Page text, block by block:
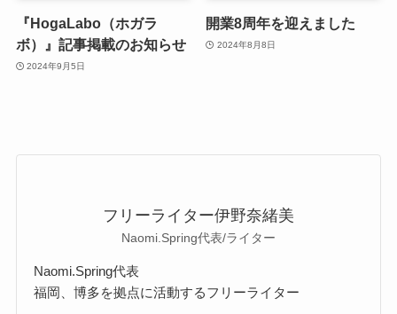
『HogaLabo（ホガラ
ボ）』記事掲載のお知らせ
2024年9月5日
開業8周年を迎えました
2024年8月8日
フリーライター伊野奈緒美
Naomi.Spring代表/ライター
Naomi.Spring代表
福岡、博多を拠点に活動するフリーライター